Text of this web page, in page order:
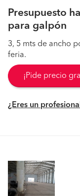
Presupuesto
para galpón
3, 5 mts de ancho
feria.
¡Pide precio
¿Eres un